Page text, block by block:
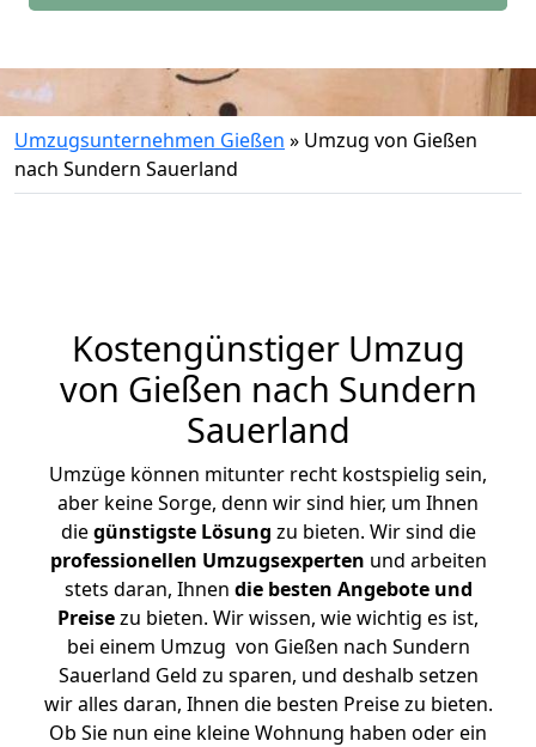
Umzugsunternehmen Gießen » Umzug von Gießen
nach Sundern Sauerland
Kostengünstiger Umzug
von Gießen nach Sundern
Sauerland
Umzüge können mitunter recht kostspielig sein,
aber keine Sorge, denn wir sind hier, um Ihnen
diegünstigste Lösung zu bieten. Wir sind die
professionellen Umzugsexperten und arbeiten
stets daran, Ihnen die besten Angebote und
Preisezu bieten. Wir wissen, wie wichtig es ist,
bei einem Umzug von Gießen nach Sundern
Sauerland Geld zu sparen, und deshalb setzen
wir alles daran, Ihnen die besten Preise zu bieten.
Ob Sie nun eine kleine Wohnung haben oder ein